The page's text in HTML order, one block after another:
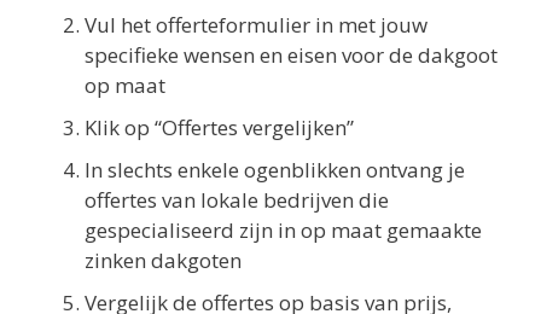
Vul het offerteformulier in met jouw
specifieke wensen en eisen voor de dakgoot
op maat
Klik op “Offertes vergelijken”
In slechts enkele ogenblikken ontvang je
offertes van lokale bedrijven die
gespecialiseerd zijn in op maat gemaakte
zinken dakgoten
Vergelijk de offertes op basis van prijs,